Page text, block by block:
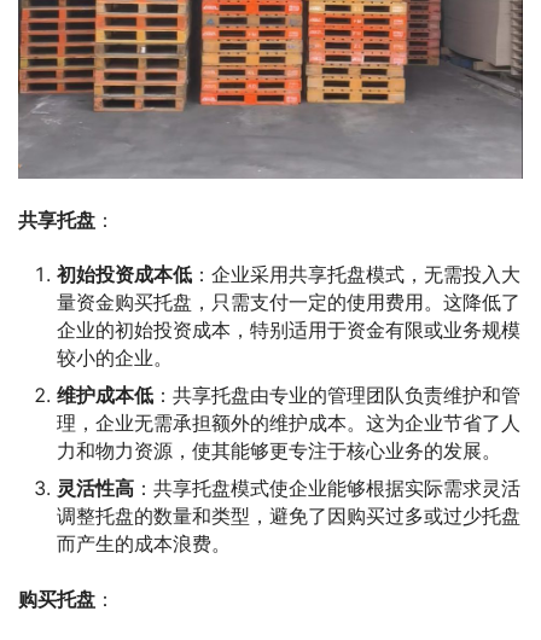
共享托盘 ：
初始投资成本低 ：企业采用共享托盘模式，无需投入大
量资金购买托盘，只需支付一定的使用费用。这降低了
企业的初始投资成本，特别适用于资金有限或业务规模
较小的企业。
维护成本低 ：共享托盘由专业的管理团队负责维护和管
理，企业无需承担额外的维护成本。这为企业节省了人
力和物力资源，使其能够更专注于核心业务的发展。
灵活性高 ：共享托盘模式使企业能够根据实际需求灵活
调整托盘的数量和类型，避免了因购买过多或过少托盘
而产生的成本浪费。
购买托盘 ：